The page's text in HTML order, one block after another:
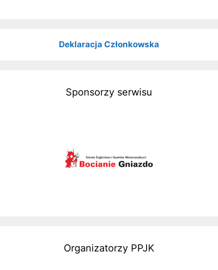
Deklaracja Członkowska
Sponsorzy serwisu
Organizatorzy PPJK